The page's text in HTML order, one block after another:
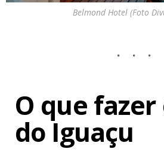
Belmond Hotel (Foto
O que fazer
do Iguaçu